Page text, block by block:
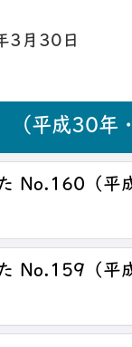
3月30日
平成30年
No.160（平
No.159（平